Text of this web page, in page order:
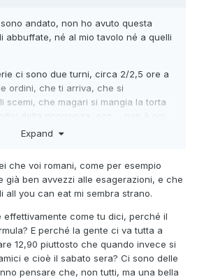
andato, non ho avuto questa
abbuffate, né al mio tavolo né a quelli
ci sono due turni, circa 2/2,5 ore a
ordini, che ti arriva, che si
scemi, che magari si mangia la torta
della ricorrenza, ecc... non è poi
e poi, dopo un po', di pinsa non ne
molto in voga ora a roma,
la pinsa del giorno prima; che poi, sei
mia, romana, e si sa… noi romani
Expand
che voi romani, come per esempio
già ben avvezzi alle esagerazioni, e che
all you can eat mi sembra strano.
come tu dici, perché il
E perché la gente ci va tutta a
12,90 piuttosto che quando invece si
e cioè il sabato sera? Ci sono delle
pensare che, non tutti, ma una bella